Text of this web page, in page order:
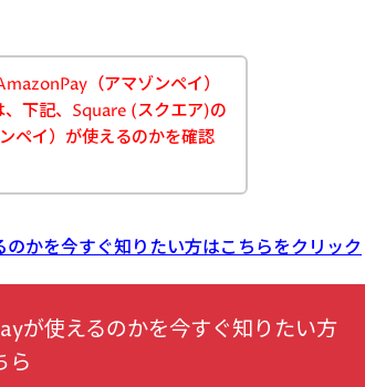
（アマゾンペイ）
下記、Square (スクエア)の
ペイ）が使えるのかを確認
かを今すぐ知りたい方はこちらをクリック
が使えるのかを今すぐ知りたい方
ら